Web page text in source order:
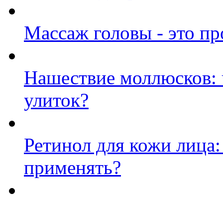
Массаж головы - это
Нашествие моллюсков:
улиток?
Ретинол для кожи
применять?